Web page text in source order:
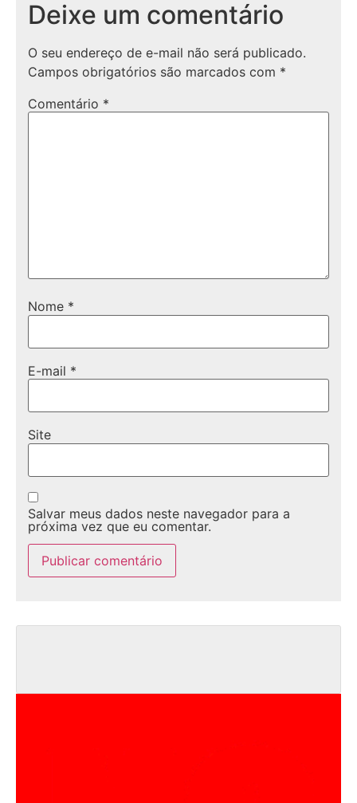
Deixe um comentário
O seu endereço de e-mail não será publicado.
Campos obrigatórios são marcados com *
Comentário *
Nome *
E-mail *
Site
Salvar meus dados neste navegador para a
próxima vez que eu comentar.